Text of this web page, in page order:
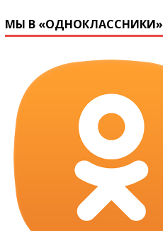
МЫ В «ОДНОКЛАССНИКИ»